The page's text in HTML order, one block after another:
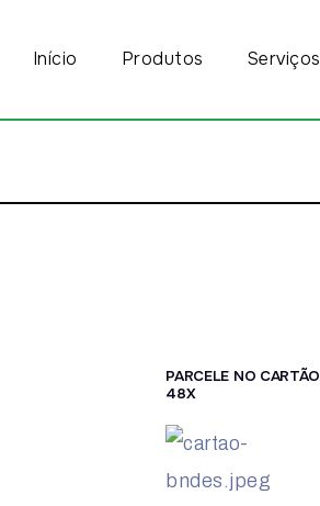
Início Produtos Serviços
PARCELE NO
48X